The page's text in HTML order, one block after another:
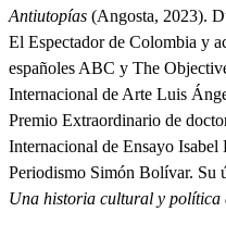
Antiutopías (Angosta, 2023).
El Espectador de Colombia y
españoles ABC y The
Internacional de Arte Luis
Premio Extraordinario de
Internacional de Ensayo
Periodismo Simón Bolívar. Su
Una historia cultural y política